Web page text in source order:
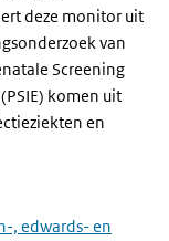
deze monitor uit
van
Screening
komen uit
en
, edwards- en